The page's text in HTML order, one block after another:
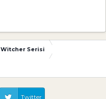
Witcher Serisi
Twitter